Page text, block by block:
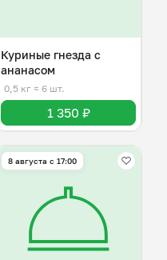
Куриные гнезда с
ананасом
0,5 кг ≈ 6 шт.
1 350 ₽
8 августа с 17:00